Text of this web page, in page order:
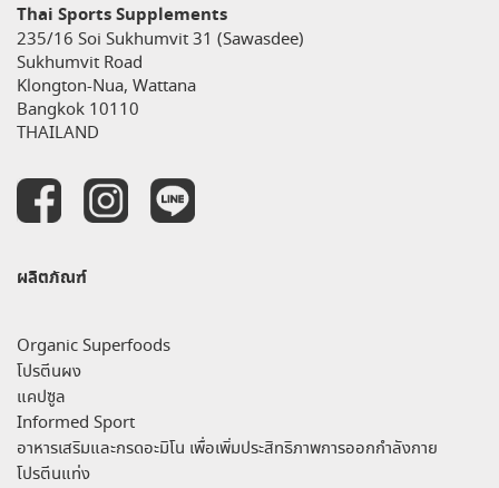
Thai Sports Supplements
235/16 Soi Sukhumvit 31 (Sawasdee)
Sukhumvit Road
Klongton-Nua, Wattana
Bangkok 10110
THAILAND
ผลิตภัณฑ์
Organic Superfoods
โปรตีนผง
แคปซูล
Informed Sport
อาหารเสริมและกรดอะมิโน เพื่อเพิ่มประสิทธิภาพการออกกำลังกาย
โปรตีนแท่ง